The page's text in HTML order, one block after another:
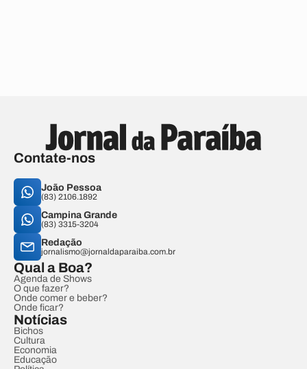
Contate-nos
João Pessoa
(83) 2106.1892
Campina Grande
(83) 3315-3204
Redação
jornalismo@jornaldaparaiba.com.br
Qual a Boa?
Agenda de Shows
O que fazer?
Onde comer e beber?
Onde ficar?
Notícias
Bichos
Cultura
Economia
Educação